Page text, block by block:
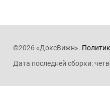
©2026 «ДоксВижн».
Дата последней сборки: